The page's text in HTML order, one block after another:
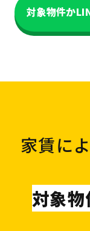
対象物件か
家賃に
対象